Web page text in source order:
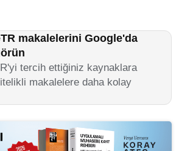
makalelerini Google'da
tercih ettiğiniz kaynaklara
makalelere daha kolay